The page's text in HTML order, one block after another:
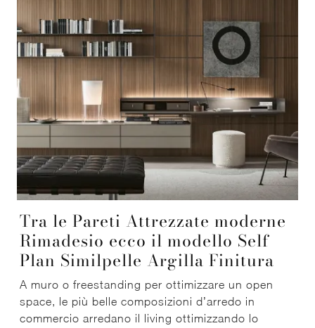
Tra le Pareti Attrezzate moderne
Rimadesio ecco il modello Self
Plan Similpelle Argilla Finitura
A muro o freestanding per ottimizzare un open
space, le più belle composizioni d’arredo in
commercio arredano il living ottimizzando lo